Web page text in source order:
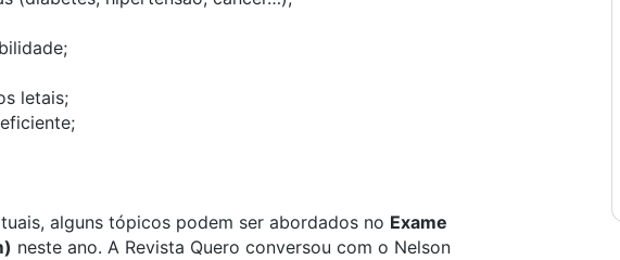
letais;
alguns tópicos podem ser abordados no Exame
neste ano. A Revista Quero conversou com o Nelson